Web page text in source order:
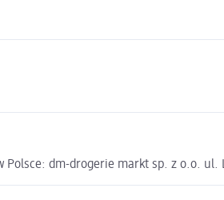
dm-drogerie markt sp. z o.o. ul.